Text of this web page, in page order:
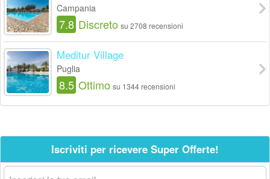
Campania
7.8 Discreto su 2708 recensioni
Meditur Village
Puglia
8.5 Ottimo su 1344 recensioni
Iscriviti per ricevere Super Offerte!
La